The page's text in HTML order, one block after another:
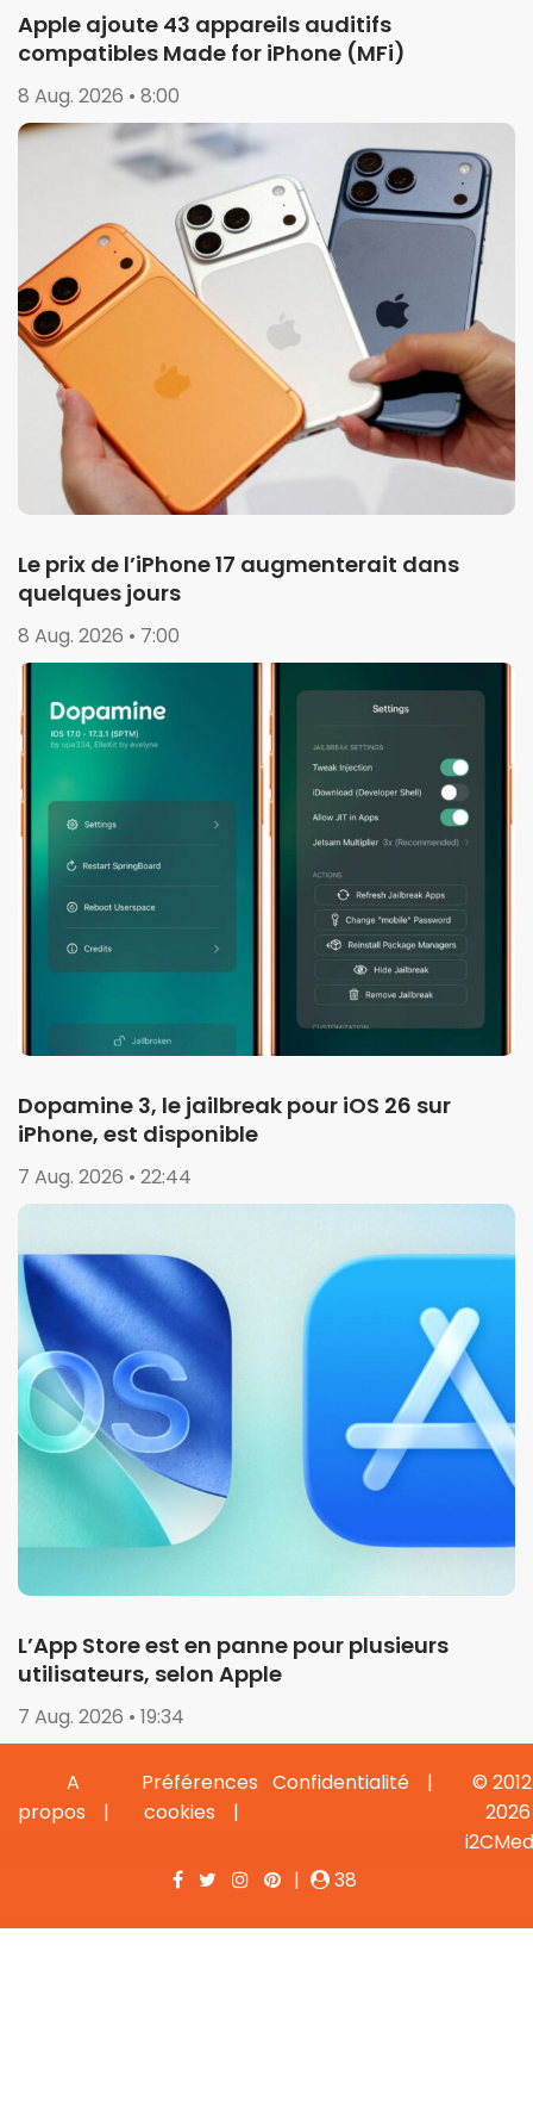
Apple ajoute 43 appareils auditifs
compatibles Made for iPhone (MFi)
8 Aug. 2026 • 8:00
Le prix de l’iPhone 17 augmenterait dans
quelques jours
8 Aug. 2026 • 7:00
Dopamine 3, le jailbreak pour iOS 26 sur
iPhone, est disponible
7 Aug. 2026 • 22:44
L’App Store est en panne pour plusieurs
utilisateurs, selon Apple
7 Aug. 2026 • 19:34
A
propos
Préférences
cookies
Confidentialité
©
2026
|
38